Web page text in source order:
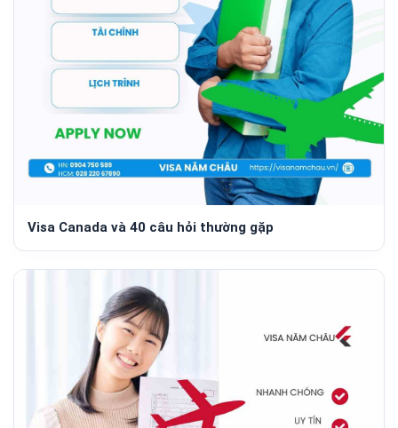
Visa Canada và 40 câu hỏi thường gặp